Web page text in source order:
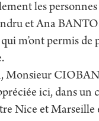
les
et Ana
m’ont permis de
Monsieur
ici, dans un
Nice et Marseille